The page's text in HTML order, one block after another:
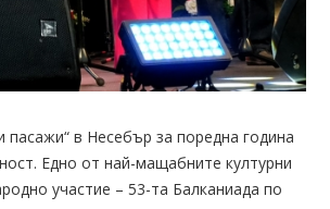
в Несебър за поредна година
Едно от най-мащабните културни
участие – 53-та Балканиада по